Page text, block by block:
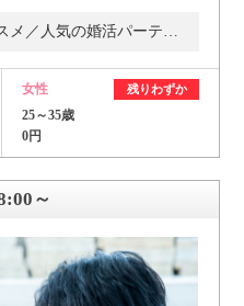
女性 残りわずか
25～35歳
0円
～